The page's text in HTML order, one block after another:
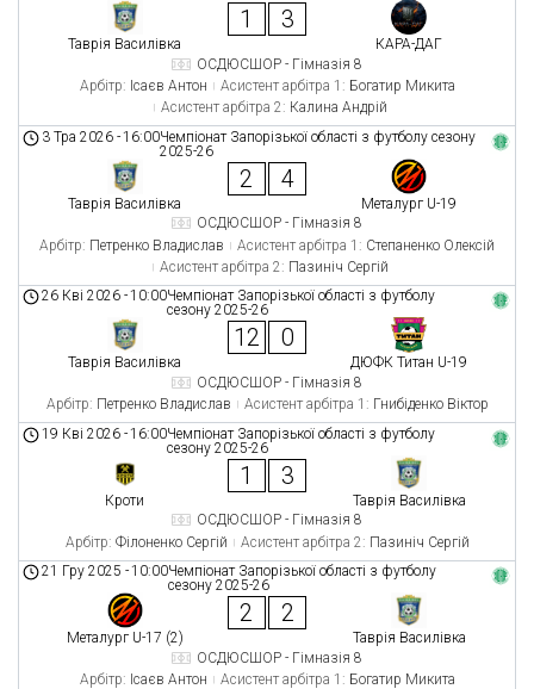
Таврія Василівка
1 3
КАРА-ДАГ
ОСДЮСШОР - Гімназія 8
Арбітр: Ісаєв Антон Асистент арбітра 1: Богатир Микита
Асистент арбітра 2: Калина Андрій
Чемпіонат Запорізької області з футболу сезону
2025-26
3 Тра 2026 -16:00
Таврія Василівка
2 4
Металург U-19
ОСДЮСШОР - Гімназія 8
Арбітр: Петренко Владислав Асистент арбітра 1: Степаненко Олексій
Асистент арбітра 2: Пазиніч Сергій
Чемпіонат Запорізької області з футболу
сезону 2025-26
26 Кві 2026 -10:00
Таврія Василівка
12 0
ДЮФК Титан U-19
ОСДЮСШОР - Гімназія 8
Арбітр: Петренко Владислав Асистент арбітра 1: Гнибіденко Віктор
Чемпіонат Запорізької області з футболу
сезону 2025-26
19 Кві 2026 -16:00
Кроти
1 3
Таврія Василівка
ОСДЮСШОР - Гімназія 8
Арбітр: Філоненко Сергій Асистент арбітра 2: Пазиніч Сергій
Чемпіонат Запорізької області з футболу
сезону 2025-26
21 Гру 2025 -10:00
Металург U-17 (2)
2 2
Таврія Василівка
ОСДЮСШОР - Гімназія 8
Арбітр: Ісаєв Антон Асистент арбітра 1: Богатир Микита